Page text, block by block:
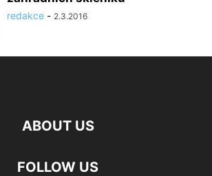
redakce - 2.3.2016
ABOUT US
FOLLOW US